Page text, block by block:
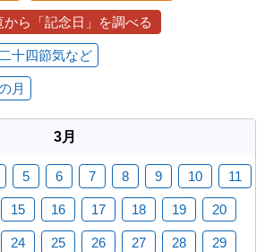
ら「記念日」を調べる
十四節気など
月
3月
5 6 7 8 9 10 11
15 16 17 18 19 20
24 25 26 27 28 29